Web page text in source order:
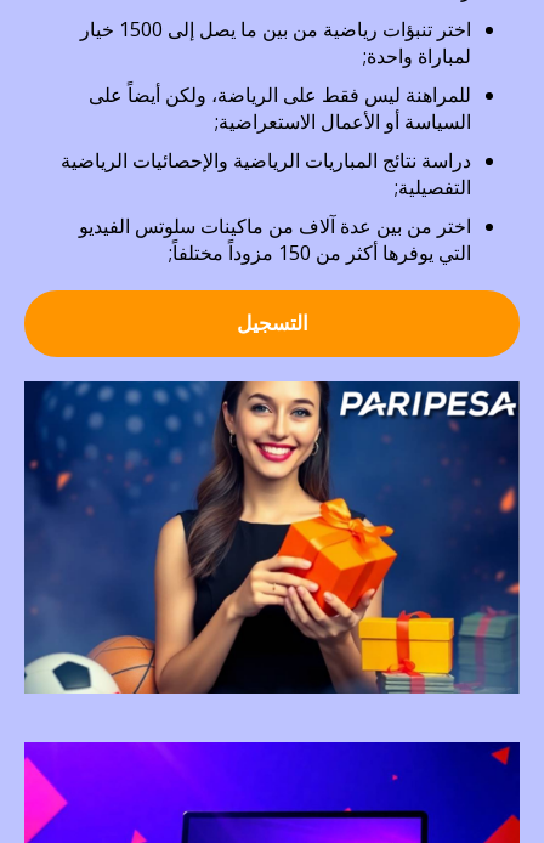
اختر تنبؤات رياضية من بين ما يصل إلى 1500 خيار
لمباراة واحدة;
للمراهنة ليس فقط على الرياضة، ولكن أيضاً على
السياسة أو الأعمال الاستعراضية;
دراسة نتائج المباريات الرياضية والإحصائيات الرياضية
التفصيلية;
اختر من بين عدة آلاف من ماكينات سلوتس الفيديو
التي يوفرها أكثر من 150 مزوداً مختلفاً;
التسجيل